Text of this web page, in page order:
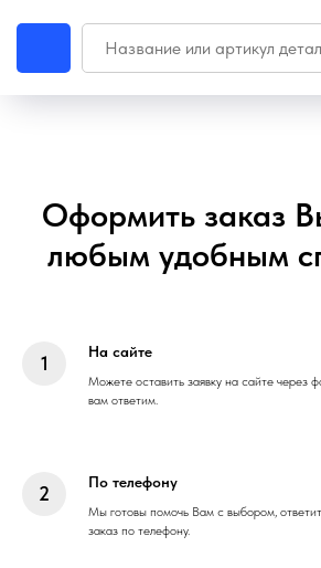
Оформить заказ
любым удобным
На сайте
Можете оставить заявку на сайте через
вам ответим.
По телефону
Мы готовы помочь Вам с выбором,
заказ по телефону.